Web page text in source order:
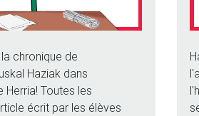
chronique de
Haziak dans
Herria! Toutes les
écrit par les élèves